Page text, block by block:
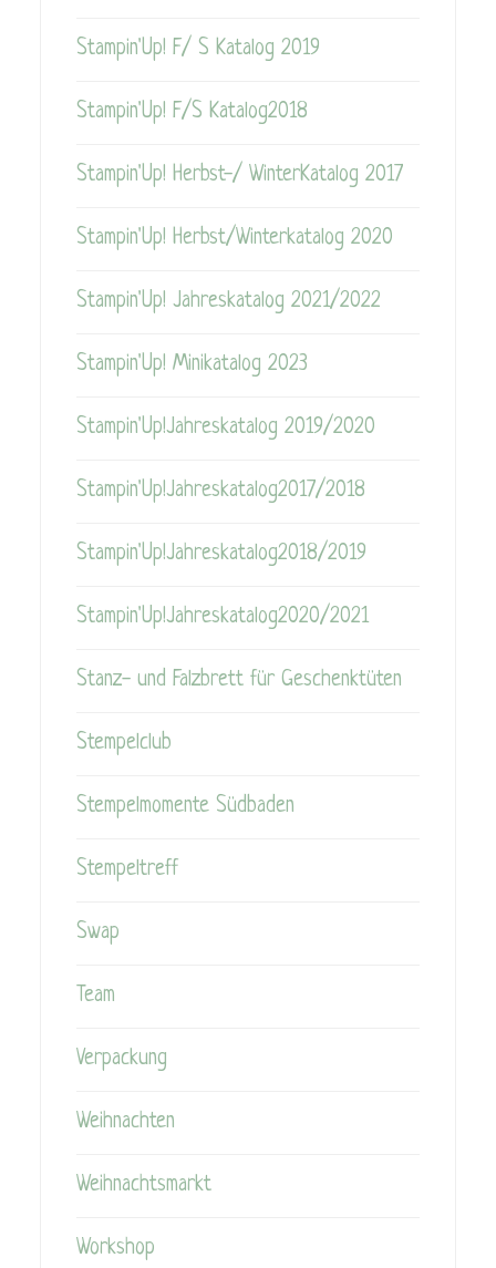
Stampin'Up! F/ S Katalog 2019
Stampin'Up! F/S Katalog2018
Stampin'Up! Herbst-/ WinterKatalog 2017
Stampin'Up! Herbst/Winterkatalog 2020
Stampin'Up! Jahreskatalog 2021/2022
Stampin'Up! Minikatalog 2023
Stampin'Up!Jahreskatalog 2019/2020
Stampin'Up!Jahreskatalog2017/2018
Stampin'Up!Jahreskatalog2018/2019
Stampin'Up!Jahreskatalog2020/2021
Stanz- und Falzbrett für Geschenktüten
Stempelclub
Stempelmomente Südbaden
Stempeltreff
Swap
Team
Verpackung
Weihnachten
Weihnachtsmarkt
Workshop